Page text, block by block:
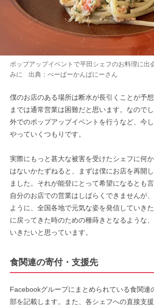
ポップアップイベントで平田シェフのお料理に出
みに 出典： ぺーぱーかんぱにーさん
僕のお店のある場所は断水が長引くことが予
までは通常営業は困難だと思います。なので
外でのポップアップイベントを行うなど、今
やっていくつもりです。
実際にもっと甚大な被害を受けたシェフに何
はないかたずねると、まずは僕にお店を再開
ました。それが能登にとって希望になるとも言
自分のお店での営業はしばらくできませんが
ように、全国各地で元気な姿を発信していき
に戻ってきた時のための種蒔きとなるような
いきたいと思っています。
食関連の寄付・支援先
Facebookグループにまとめられている食関連
部を記載します。また、各シェフへの直接支